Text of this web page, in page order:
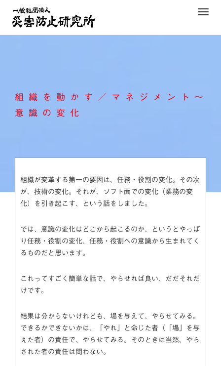
content
T
g
t
n
組織を動かす／マネジメント～
意識の変化
組織が変革する第一の要因は、任務・役割の変化。その次
が、技術の変化。それが、ソフト面での変化（業務の変
化）を引き起こす、という話をしました。
では、意識の変化はどこから起こるのか、というとやっぱ
り任務・役割の変化、任務・役割への意識から生まれてく
るものだと思います。
これってすごく簡単な話で、やらせれば良い、だだそれだ
けです。
結果は分からないけれども、場を与えて、やらせてみる。
できるかできないかは、「やれ」と命じた者（「場」を与
えた者）の責任で、やらせてみる。そのときは当然、やら
された者の責任は問わない。